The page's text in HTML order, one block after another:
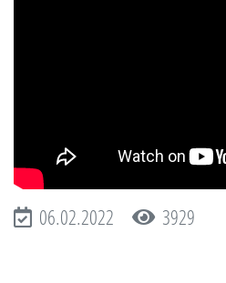
06.02.2022 3929